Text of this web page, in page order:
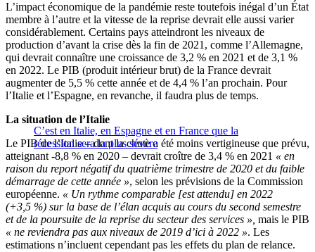
L’impact économique de la pandémie reste toutefois inégal d’un État
membre à l’autre et la vitesse de la reprise devrait elle aussi varier
considérablement. Certains pays atteindront les niveaux de
production d’avant la crise dès la fin de 2021, comme l’Allemagne,
qui devrait connaître une croissance de 3,2 % en 2021 et de 3,1 %
en 2022. Le PIB (produit intérieur brut) de la France devrait
augmenter de 5,5 % cette année et de 4,4 % l’an prochain. Pour
l’Italie et l’Espagne, en revanche, il faudra plus de temps.
C’est en Italie, en Espagne et en France que la
récession sera la plus sévère
La situation de l’Italie
Le PIB de l’Italie – dont la chute a été moins vertigineuse que prévu,
atteignant -8,8 % en 2020 – devrait croître de 3,4 % en 2021 « en
raison du report négatif du quatrième trimestre de 2020 et du faible
démarrage de cette année », selon les prévisions de la Commission
européenne. « Un rythme comparable [est attendu] en 2022
(+3,5 %) sur la base de l’élan acquis au cours du second semestre
et de la poursuite de la reprise du secteur des services », mais le PIB
« ne reviendra pas aux niveaux de 2019 d’ici à 2022 ». Les
estimations n’incluent cependant pas les effets du plan de relance.